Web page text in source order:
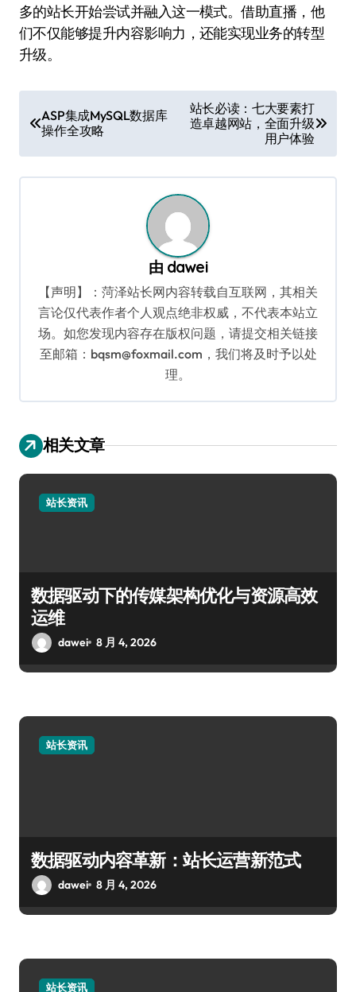
多的站长开始尝试并融入这一模式。借助直播，他
们不仅能够提升内容影响力，还能实现业务的转型
升级。
章
导
航
ASP集成MySQL数据库
操作全攻略
站长必读：七大要素打
造卓越网站，全面升级
用户体验
由 dawei
【声明】：菏泽站长网内容转载自互联网，其相关
言论仅代表作者个人观点绝非权威，不代表本站立
场。如您发现内容存在版权问题，请提交相关链接
至邮箱：bqsm@foxmail.com，我们将及时予以处
理。
相关文章
站长资讯
数据驱动下的传媒架构优化与资源高效
运维
dawei 8 月 4, 2026
站长资讯
数据驱动内容革新：站长运营新范式
dawei 8 月 4, 2026
站长资讯